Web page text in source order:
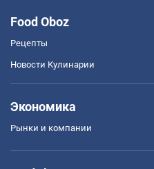
Food Oboz
Рецепты
Новости Кулинарии
Экономика
Рынки и компании